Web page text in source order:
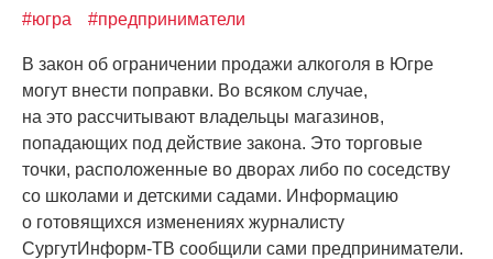
#югра #предприниматели
В закон об ограничении продажи алкоголя в Югре
могут внести поправки. Во всяком случае,
на это рассчитывают владельцы магазинов,
попадающих под действие закона. Это торговые
точки, расположенные во дворах либо по соседству
со школами и детскими садами. Информацию
о готовящихся изменениях журналисту
СургутИнформ-ТВ сообщили сами предприниматели.